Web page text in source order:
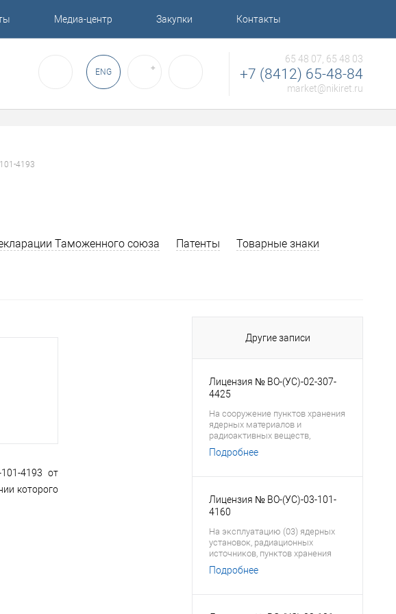
Медиа-центр Закупки Контакты
ENG ✚
65 48 07, 65 48 03
+7 (8412) 65-48-84
market@nikiret.ru
4193
Таможенного союза Патенты Товарные знаки
4193 от
которого
Другие записи
Лицензия № ВО-(УС)-02-307-
4425
На сооружение пунктов хранения
ядерных материалов и
радиоактивных веществ,
хранилищ радиоактивных
отходов
Подробнее
Лицензия № ВО-(УС)-03-101-
4160
На эксплуатацию (03) ядерных
установок, радиационных
источников, пунктов хранения
ядерных материалов,
радиоактивных веществ и
отходов
Подробнее